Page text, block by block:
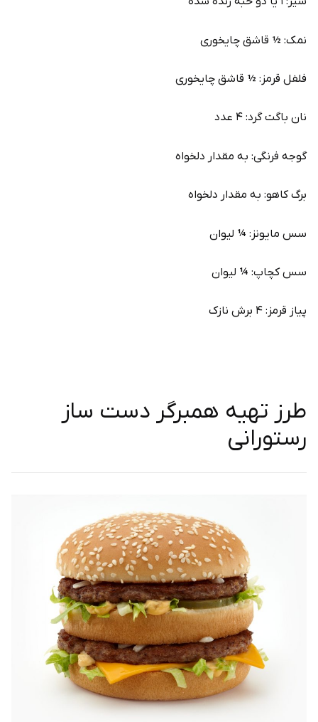
نمک: ½ قاشق چایخوری
فلفل قرمز: ½ قاشق چایخوری
نان باگت گرد: ۴ عدد
گوجه فرنگی: به مقدار دلخواه
برگ کاهو: به مقدار دلخواه
سس مایونز: ¼ لیوان
سس کچاپ: ¼ لیوان
پیاز قرمز: ۴ برش نازک
طرز تهیه همبرگر دست ساز
رستورانی